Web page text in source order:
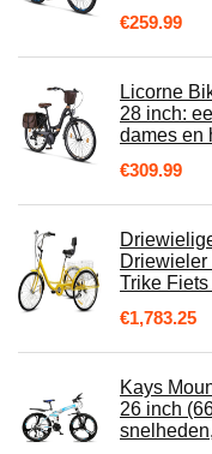
€259.99
Licorne
28 inch:
dames en
€309.99
Trike
€1,783.25
Kays
26 inch